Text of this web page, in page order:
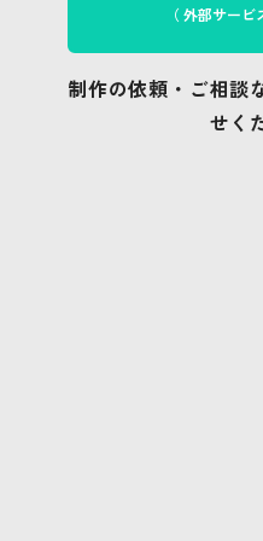
（ 外部サービ
制作の依頼・ご相談
せく